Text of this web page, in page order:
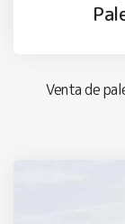
Venta de